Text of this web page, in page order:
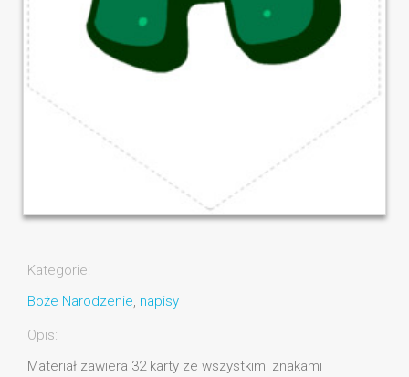
Kategorie:
Boże Narodzenie, napisy
Opis:
Materiał zawiera 32 karty ze wszystkimi znakami